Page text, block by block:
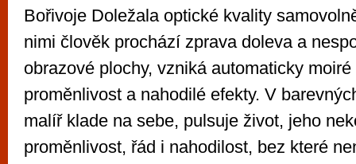
Bořivoje Doležala optické kvality
nimi člověk prochází zprava doleva a
obrazové plochy, vzniká automaticky
proměnlivost a nahodilé efekty. V
malíř klade na sebe, pulsuje život, jeho
proměnlivost, řád i nahodilost, bez které